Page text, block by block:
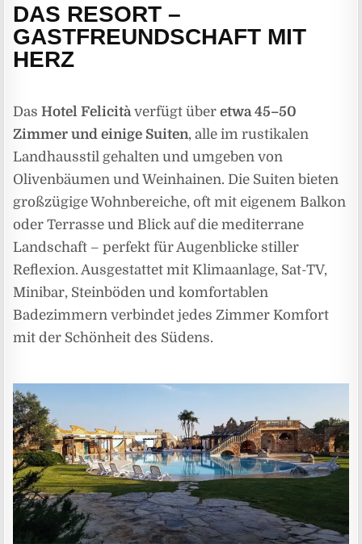
DAS RESORT –
GASTFREUNDSCHAFT MIT
HERZ
DasHotel Felicità verfügt überetwa 45–50
Zimmer und einige Suiten, alle im rustikalen
Landhausstil gehalten und umgeben von
Olivenbäumen und Weinhainen. Die Suiten bieten
großzügige Wohnbereiche, oft mit eigenem Balkon
oder Terrasse und Blick auf die mediterrane
Landschaft – perfekt für Augenblicke stiller
Reflexion. Ausgestattet mit Klimaanlage, Sat-TV,
Minibar, Steinböden und komfortablen
Badezimmern verbindet jedes Zimmer Komfort
mit der Schönheit des Südens.